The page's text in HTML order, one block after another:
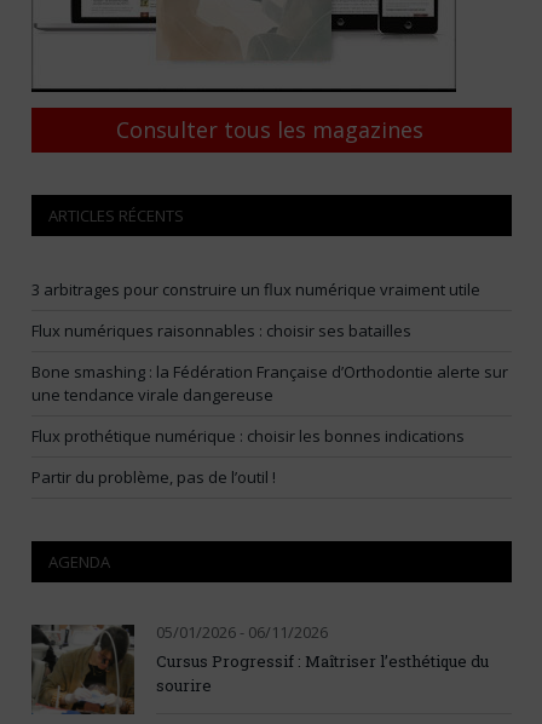
Consulter tous les magazines
ARTICLES RÉCENTS
3 arbitrages pour construire un flux numérique vraiment utile
Flux numériques raisonnables : choisir ses batailles
Bone smashing : la Fédération Française d’Orthodontie alerte sur
une tendance virale dangereuse
Flux prothétique numérique : choisir les bonnes indications
Partir du problème, pas de l’outil !
AGENDA
05/01/2026 - 06/11/2026
Cursus Progressif : Maîtriser l’esthétique du
sourire